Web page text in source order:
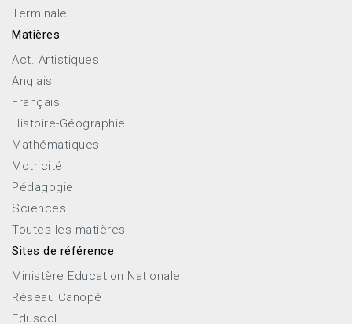
Terminale
Matières
Act. Artistiques
Anglais
Français
Histoire-Géographie
Mathématiques
Motricité
Pédagogie
Sciences
Toutes les matières
Sites de référence
Ministère Education Nationale
Réseau Canopé
Eduscol